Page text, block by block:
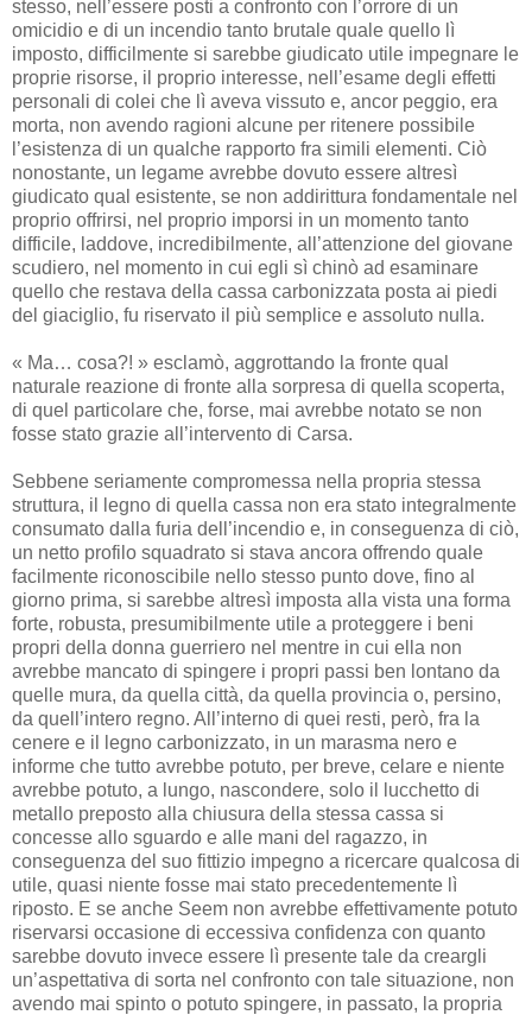
stesso, nell’essere posti a confronto con l’orrore di un
omicidio e di un incendio tanto brutale quale quello lì
imposto, difficilmente si sarebbe giudicato utile impegnare le
proprie risorse, il proprio interesse, nell’esame degli effetti
personali di colei che lì aveva vissuto e, ancor peggio, era
morta, non avendo ragioni alcune per ritenere possibile
l’esistenza di un qualche rapporto fra simili elementi. Ciò
nonostante, un legame avrebbe dovuto essere altresì
giudicato qual esistente, se non addirittura fondamentale nel
proprio offrirsi, nel proprio imporsi in un momento tanto
difficile, laddove, incredibilmente, all’attenzione del giovane
scudiero, nel momento in cui egli sì chinò ad esaminare
quello che restava della cassa carbonizzata posta ai piedi
del giaciglio, fu riservato il più semplice e assoluto nulla.
« Ma… cosa?! » esclamò, aggrottando la fronte qual
naturale reazione di fronte alla sorpresa di quella scoperta,
di quel particolare che, forse, mai avrebbe notato se non
fosse stato grazie all’intervento di Carsa.
Sebbene seriamente compromessa nella propria stessa
struttura, il legno di quella cassa non era stato integralmente
consumato dalla furia dell’incendio e, in conseguenza di ciò,
un netto profilo squadrato si stava ancora offrendo quale
facilmente riconoscibile nello stesso punto dove, fino al
giorno prima, si sarebbe altresì imposta alla vista una forma
forte, robusta, presumibilmente utile a proteggere i beni
propri della donna guerriero nel mentre in cui ella non
avrebbe mancato di spingere i propri passi ben lontano da
quelle mura, da quella città, da quella provincia o, persino,
da quell’intero regno. All’interno di quei resti, però, fra la
cenere e il legno carbonizzato, in un marasma nero e
informe che tutto avrebbe potuto, per breve, celare e niente
avrebbe potuto, a lungo, nascondere, solo il lucchetto di
metallo preposto alla chiusura della stessa cassa si
concesse allo sguardo e alle mani del ragazzo, in
conseguenza del suo fittizio impegno a ricercare qualcosa di
utile, quasi niente fosse mai stato precedentemente lì
riposto. E se anche Seem non avrebbe effettivamente potuto
riservarsi occasione di eccessiva confidenza con quanto
sarebbe dovuto invece essere lì presente tale da creargli
un’aspettativa di sorta nel confronto con tale situazione, non
avendo mai spinto o potuto spingere, in passato, la propria